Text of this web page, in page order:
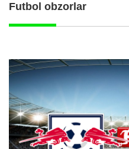
Futbol obzorlar